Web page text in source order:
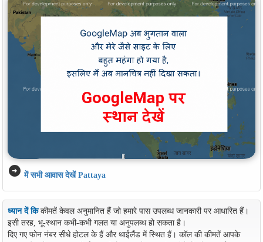
arrow_circle_right में सभी आवास देखें Pattaya
ध्यान दें किकीमतें केवल अनुमानित हैं जो हमारे पास उपलब्ध जानकारी पर आधारित हैं।
इसी तरह, भू-स्थान कभी-कभी गलत या अनुपलब्ध हो सकता है।
दिए गए फोन नंबर सीधे होटल के हैं और थाईलैंड में स्थित हैं। कॉल की कीमतें आपके